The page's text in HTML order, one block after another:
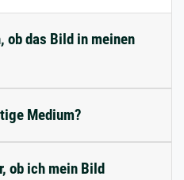
ob das Bild in meinen
Medium?
ob ich mein Bild